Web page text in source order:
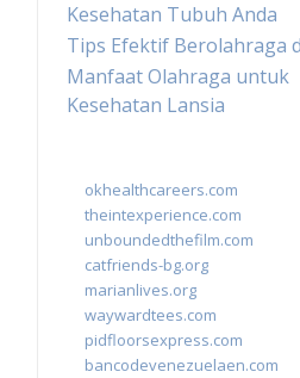
Kesehatan Tubuh Anda
Tips Efektif Berolahraga
Manfaat Olahraga untuk
Kesehatan Lansia
okhealthcareers.com
theintexperience.com
unboundedthefilm.com
catfriends-bg.org
marianlives.org
waywardtees.com
pidfloorsexpress.com
bancodevenezuelaen.com